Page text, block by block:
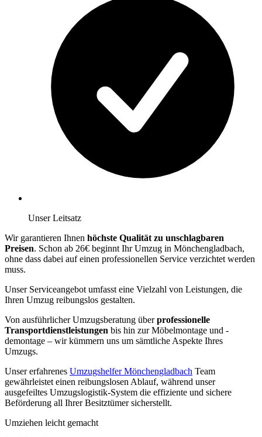
Unser Leitsatz
Wir garantieren Ihnen höchste Qualität zu unschlagbaren
Preisen. Schon ab 26€ beginnt Ihr Umzug in Mönchengladbach,
ohne dass dabei auf einen professionellen Service verzichtet werden
muss.
Unser Serviceangebot umfasst eine Vielzahl von Leistungen, die
Ihren Umzug reibungslos gestalten.
Von ausführlicher Umzugsberatung überprofessionelle
Transportdienstleistungen bis hin zur Möbelmontage und -
demontage – wir kümmern uns um sämtliche Aspekte Ihres
Umzugs.
Unser erfahrenes Umzugshelfer Mönchengladbach Team
gewährleistet einen reibungslosen Ablauf, während unser
ausgefeiltes Umzugslogistik-System die effiziente und sichere
Beförderung all Ihrer Besitztümer sicherstellt.
Umziehen leicht gemacht